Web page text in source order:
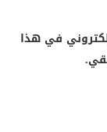
في هذا